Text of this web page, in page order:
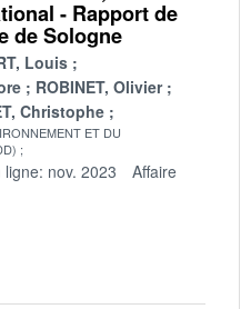
- Rapport de
de Sologne
Louis
ROBINET, Olivier
Christophe
ET DU
ligne: nov. 2023
Affaire